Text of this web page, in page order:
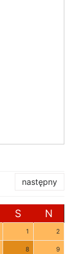
następny
S N
1 2
8 9